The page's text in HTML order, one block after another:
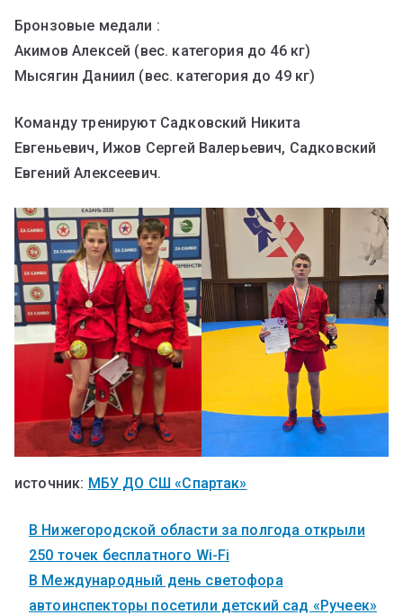
Бронзовые медали :
Акимов Алексей (вес. категория до 46 кг)
Мысягин Даниил (вес. категория до 49 кг)
Команду тренируют Садковский Никита
Евгеньевич, Ижов Сергей Валерьевич, Садковский
Евгений Алексеевич.
источник: МБУ ДО СШ «Спартак»
В Нижегородской области за полгода открыли
250 точек бесплатного Wi-Fi
В Международный день светофора
автоинспекторы посетили детский сад «Ручеек»